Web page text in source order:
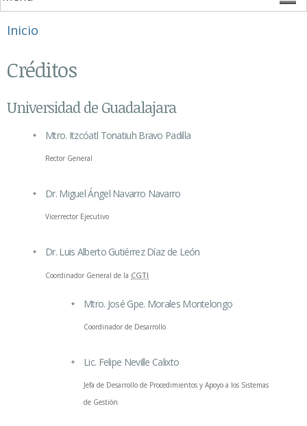
Se encuentra usted aquí
Inicio
Créditos
Universidad de Guadalajara
Mtro. Itzcóatl Tonatiuh Bravo Padilla
Rector General
Dr. Miguel Ángel Navarro Navarro
Vicerrector Ejecutivo
Dr. Luis Alberto Gutiérrez Díaz de León
Coordinador General de la CGTI
Mtro. José Gpe. Morales Montelongo
Coordinador de Desarrollo
Lic. Felipe Neville Calixto
Jefa de Desarrollo de Procedimientos y Apoyo a los Sistemas
de Gestión